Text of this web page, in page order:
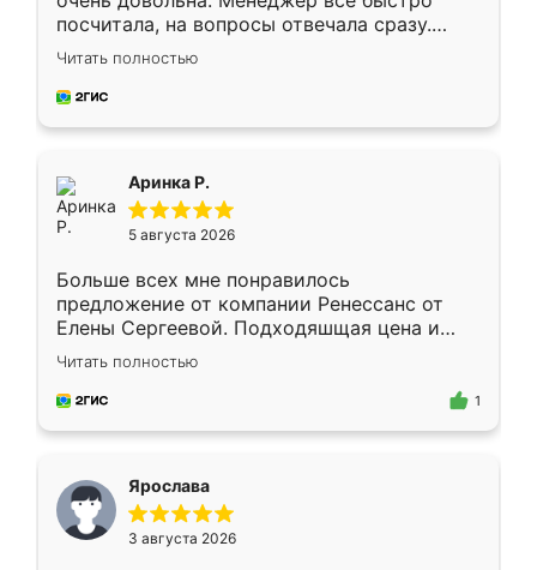
посчитала, на вопросы отвечала сразу.
Замерщик приехал в субботу, подошёл к
делу со всей ответственностью. Собрали
за день, ребята работали аккуратно, даже
Читать полностью
Аринка Р.
5 августа 2026
Больше всех мне понравилось
предложение от компании Ренессанс от
Елены Сергеевой. Подходяшщая цена и
короткие сроки изготовления. Приехавший
для замера сотрудник Владислав
предложил по моему эскизу самый
Читать полностью
1
Ярослава
3 августа 2026